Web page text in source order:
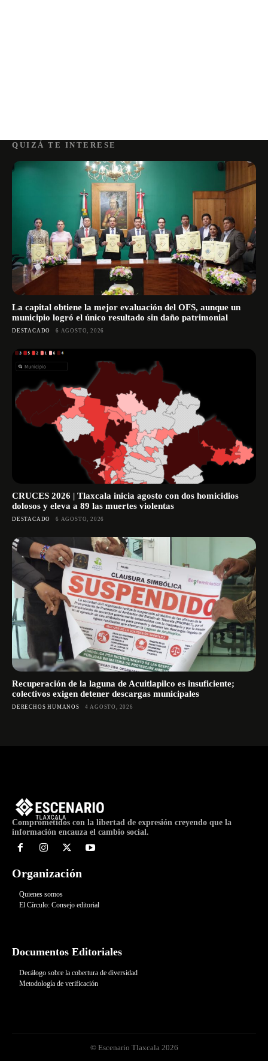
QUIZÁ TE INTERESE
La capital obtiene la mejor evaluación del OFS, aunque un
municipio logró el único resultado sin daño patrimonial
DESTACADO 6 AGOSTO, 2026
CRUCES 2026 | Tlaxcala inicia agosto con dos homicidios
dolosos y eleva a 89 las muertes violentas
DESTACADO 6 AGOSTO, 2026
Recuperación de la laguna de Acuitlapilco es insuficiente;
colectivos exigen detener descargas municipales
DERECHOS HUMANOS 4 AGOSTO, 2026
Comprometidos con la libertad de expresión creyendo que la
información encauza el cambio social.
Organización
Quienes somos
El Círculo: Consejo editorial
Documentos Editoriales
Decálogo sobre la cobertura de diversidad
Metodología de verificación
© Escenario Tlaxcala 2026